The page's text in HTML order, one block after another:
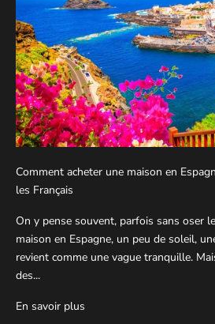
Comment acheter une maison en
les Français
On y pense souvent, parfois sans oser
maison en Espagne, un peu de soleil,
revient comme une vague tranquille.
des...
En savoir plus